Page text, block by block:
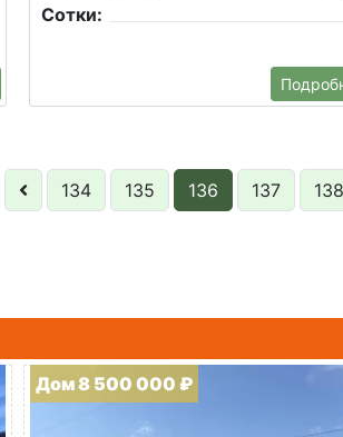
Сотки:
134 135 136 137 138
Дом 8 500 000 ₽